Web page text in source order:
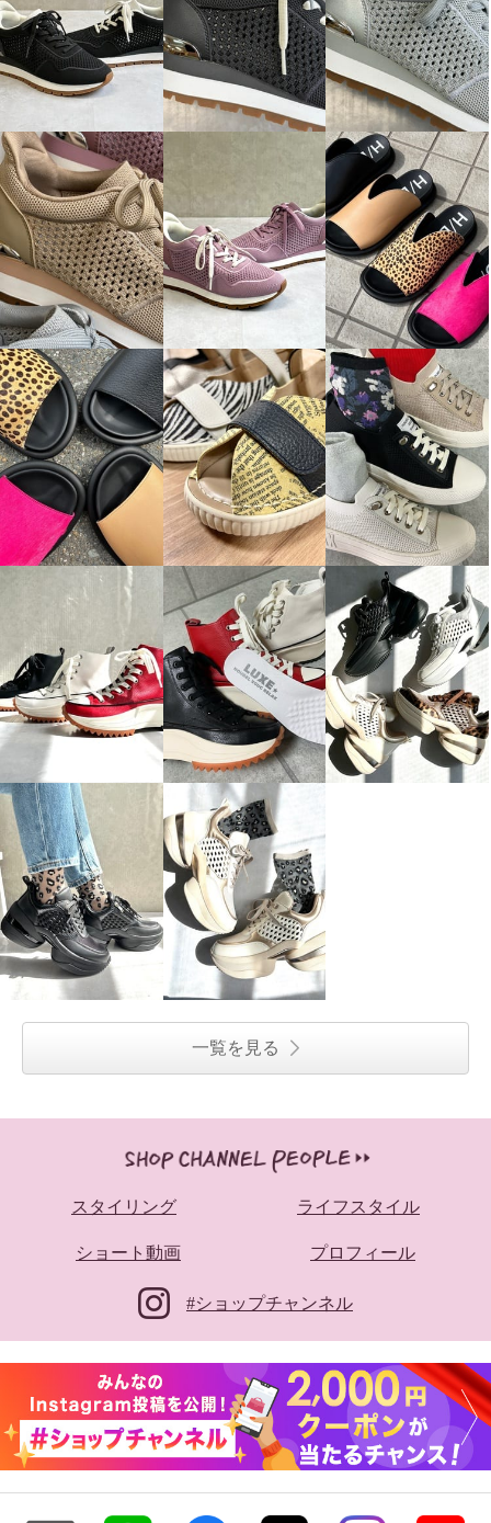
リン・クローバー 脱ぎ履きが簡
単！ ひもアレンジも楽しめる 大
人のための 軽量ショートブーツ
ダークブラウン Ｍ
¥0
リン・クローバー 脱ぎ履きが簡
単！ ひもアレンジも楽しめる 大
人のための 軽量ショートブーツ
アプリコット Ｍ
¥0
一覧を見る
スタイリング ライフスタイル
ショート動画 プロフィール
#ショップチャンネル